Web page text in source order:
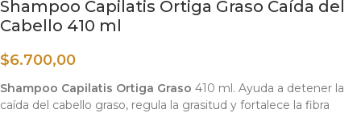
Shampoo Capilatis Ortiga Graso Caída del
Cabello 410 ml
$6.700,00
Shampoo Capilatis Ortiga Graso 410 ml. Ayuda a detener la
caída del cabello graso, regula la grasitud y fortalece la fibra